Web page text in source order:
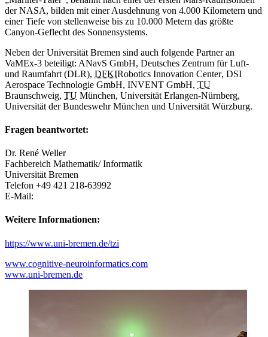
der NASA, bilden mit einer Ausdehnung von 4.000 Kilometern und
einer Tiefe von stellenweise bis zu 10.000 Metern das größte
Canyon-Geflecht des Sonnensystems.
Neben der Universität Bremen sind auch folgende Partner an
VaMEx-3 beteiligt: ANavS GmbH, Deutsches Zentrum für Luft-
und Raumfahrt (DLR), DFKIRobotics Innovation Center, DSI
Aerospace Technologie GmbH, INVENT GmbH, TU
Braunschweig, TU München, Universität Erlangen-Nürnberg,
Universität der Bundeswehr München und Universität Würzburg.
Fragen beantwortet:
Dr. René Weller
Fachbereich Mathematik/ Informatik
Universität Bremen
Telefon +49 421 218-63992
E-Mail:
Weitere Informationen:
https://www.uni-bremen.de/tzi
www.cognitive-neuroinformatics.com
www.uni-bremen.de